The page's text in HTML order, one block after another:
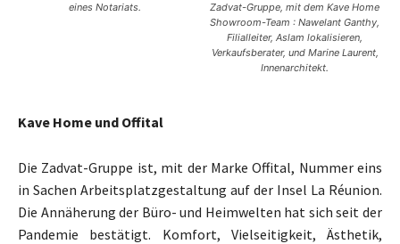
eines Notariats.
Zadvat-Gruppe, mit dem Kave Home
Showroom-Team : Nawelant Ganthy,
Filialleiter, Aslam lokalisieren,
Verkaufsberater, und Marine Laurent,
Innenarchitekt.
Kave Home und Offital
Die Zadvat-Gruppe ist, mit der Marke Offital, Nummer eins
in Sachen Arbeitsplatzgestaltung auf der Insel La Réunion.
Die Annäherung der Büro- und Heimwelten hat sich seit der
Pandemie bestätigt. Komfort, Vielseitigkeit, Ästhetik,